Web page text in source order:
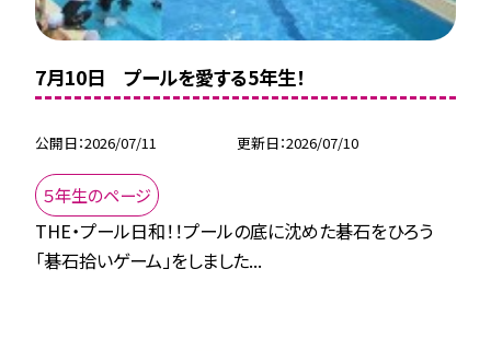
7月10日 プールを愛する5年生！
公開日 2026/07/11 更新日 2026/07/10
５年生のページ
THE・プール日和！！プールの底に沈めた碁石をひろう
「碁石拾いゲーム」をしました...